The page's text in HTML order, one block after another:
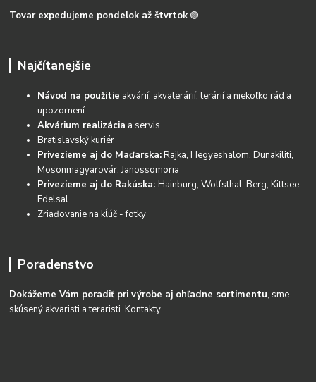
Tovar expedujeme pondelok až štvrtok 🟢
Najčítanejšie
Návod na použitie akvárií, akvaterárií, terárií a niekoľko rád a
upozornení
Akvárium realizácia a servis
Bratislavský kuriér
Privezieme aj do Maďarska:Rajka, Hegyeshalom, Dunakiliti,
Mosonmagyarovár, Janossomoria
Privezieme aj do Rakúska:Hainburg, Wolfsthal, Berg, Kittsee,
Edelsal
Zriaďovanie na kĺúč - fotky
Poradenstvo
Dokážeme Vám poradiť pri výrobe aj ohľadne sortimentu, sme
skúsený akvaristi a teraristi.Kontakty